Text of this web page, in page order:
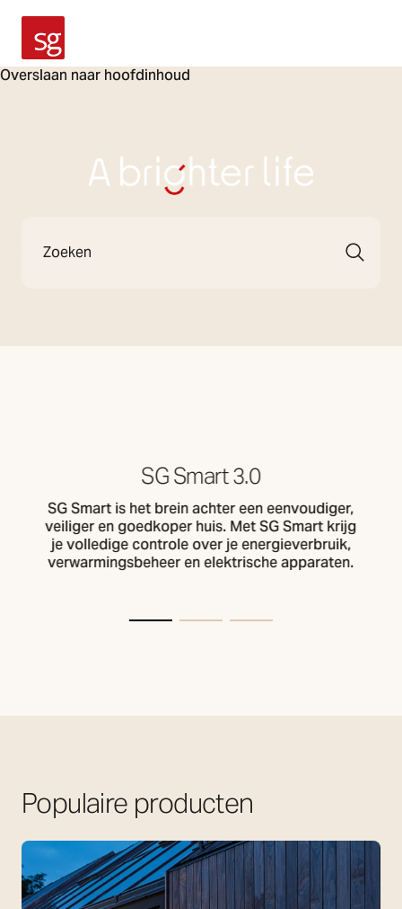
Overslaan naar hoofdinhoud
SG Armaturen
A Brighter Life
SG Smart 3.0
SG Smart is het brein achter een eenvoudiger,
veiliger en goedkoper huis. Met SG Smart krijg
je volledige controle over je energieverbruik,
verwarmingsbeheer en elektrische apparaten.
Populaire producten